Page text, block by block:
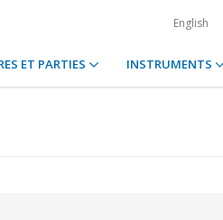
English
ET PARTIES INSTRUMENTS